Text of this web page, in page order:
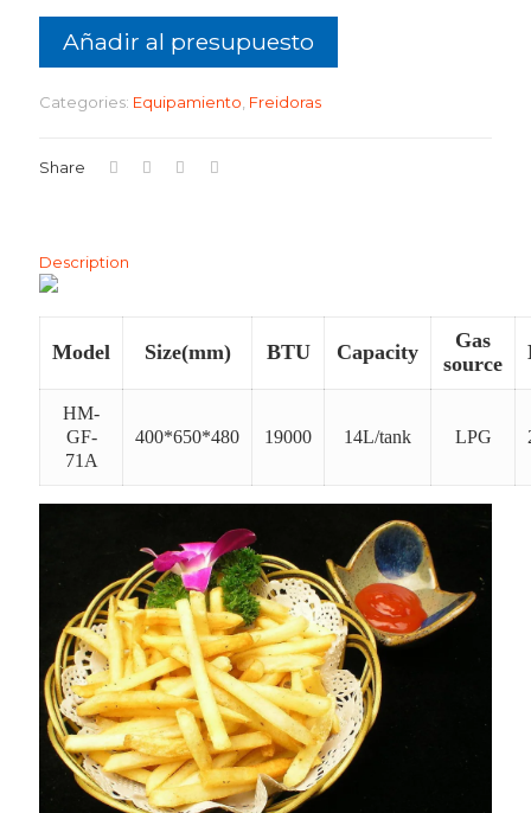
Añadir al presupuesto
Categories: Equipamiento Freidoras
Share
Description
Model Size(mm) BTU Capacity
Gas
source
HM-
GF-
71A
400*650*480 19000 14L/tank LPG